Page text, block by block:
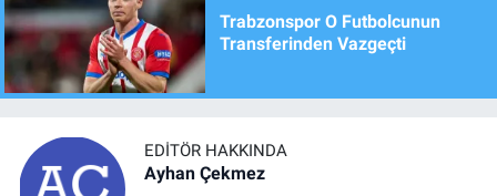
Trabzonspor O Futbolcunun
Transferinden Vazgeçti
EDITÖR HAKKINDA
Ayhan Çekmez